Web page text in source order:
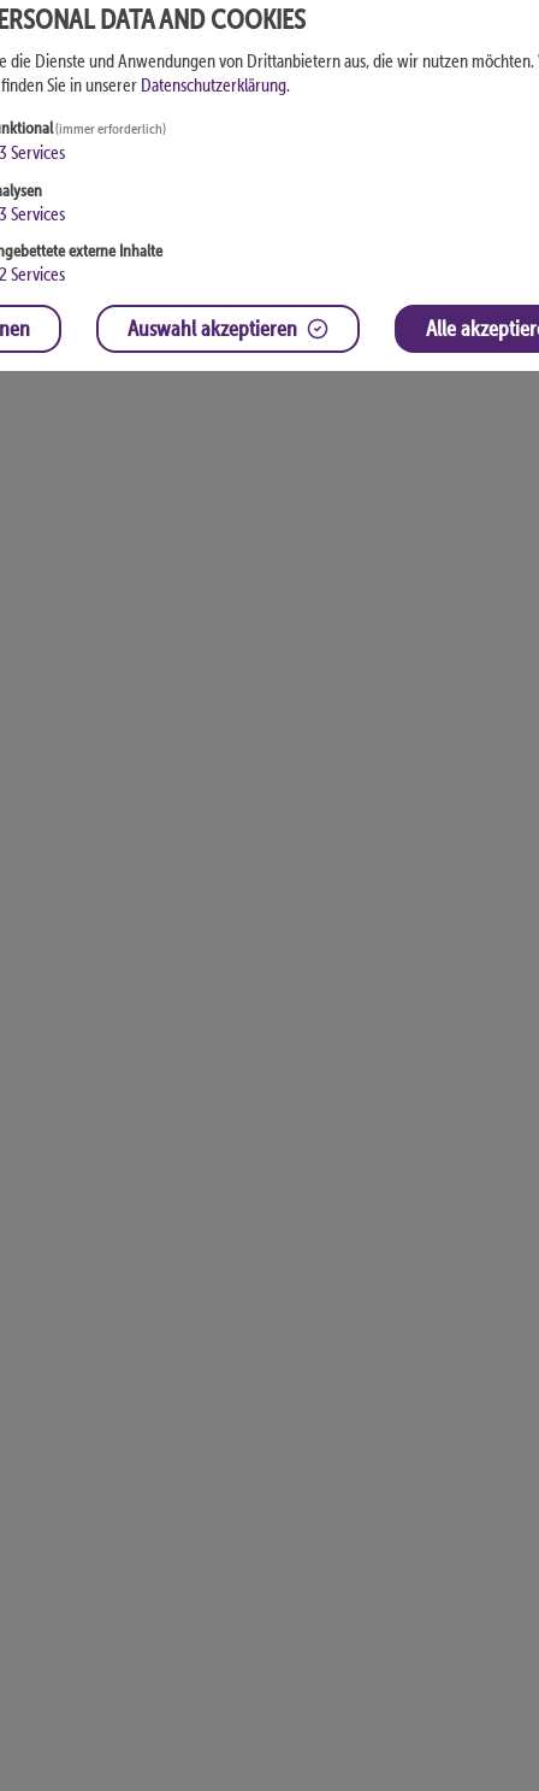
DATA AND COOKIES
die Dienste und Anwendungen von Drittanbietern aus, die wir nutzen möchten.
Sie in unserer Datenschutzerklärung.
(immer erforderlich)
3 Services
3 Services
externe Inhalte
2Services
Auswahl akzeptieren Alle